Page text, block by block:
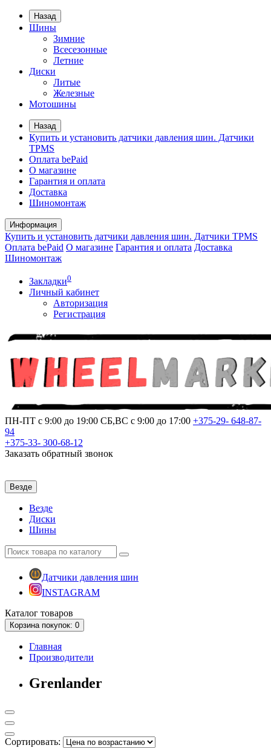
Назад
Шины
Зимние
Всесезонные
Летние
Диски
Литые
Железные
Мотошины
Назад
Купить и установить датчики давления шин. Датчики
TPMS
Оплата bePaid
О магазине
Гарантия и оплата
Доставка
Шиномонтаж
Информация
Купить и установить датчики давления шин. Датчики TPMS
Оплата bePaid О магазине Гарантия и оплата Доставка
Шиномонтаж
Закладки0
Личный кабинет
Авторизация
Регистрация
ПН-ПТ с 9:00 до 19:00 СБ,ВС с 9:00 до 17:00 +375-29- 648-87-
94
+375-33- 300-68-12
Заказать обратный звонок
Везде
Везде
Диски
Шины
Датчики давления шин
INSTAGRAM
Каталог товаров
Корзинапокупок: 0
Главная
Производители
Grenlander
Сортировать: